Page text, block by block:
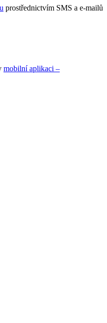
prostřednictvím SMS a e-mailů
mobilní aplikaci –